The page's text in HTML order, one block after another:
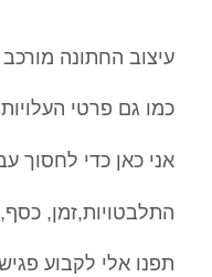
עיצוב החתונה
כמו גם פרטי העלויות
אני כאן כדי לחסוך
התלבטויות,זמן,
תפנו אלי לקבוע